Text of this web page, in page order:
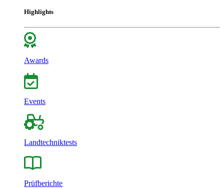
Highlights
Awards
Events
Landtechniktests
Prüfberichte